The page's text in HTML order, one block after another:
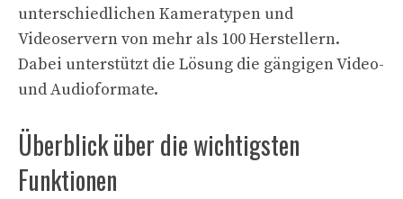
unterschiedlichen Kameratypen und
Videoservern von mehr als 100 Herstellern.
Dabei unterstützt die Lösung die gängigen Video-
und Audioformate.
Überblick über die wichtigsten
Funktionen